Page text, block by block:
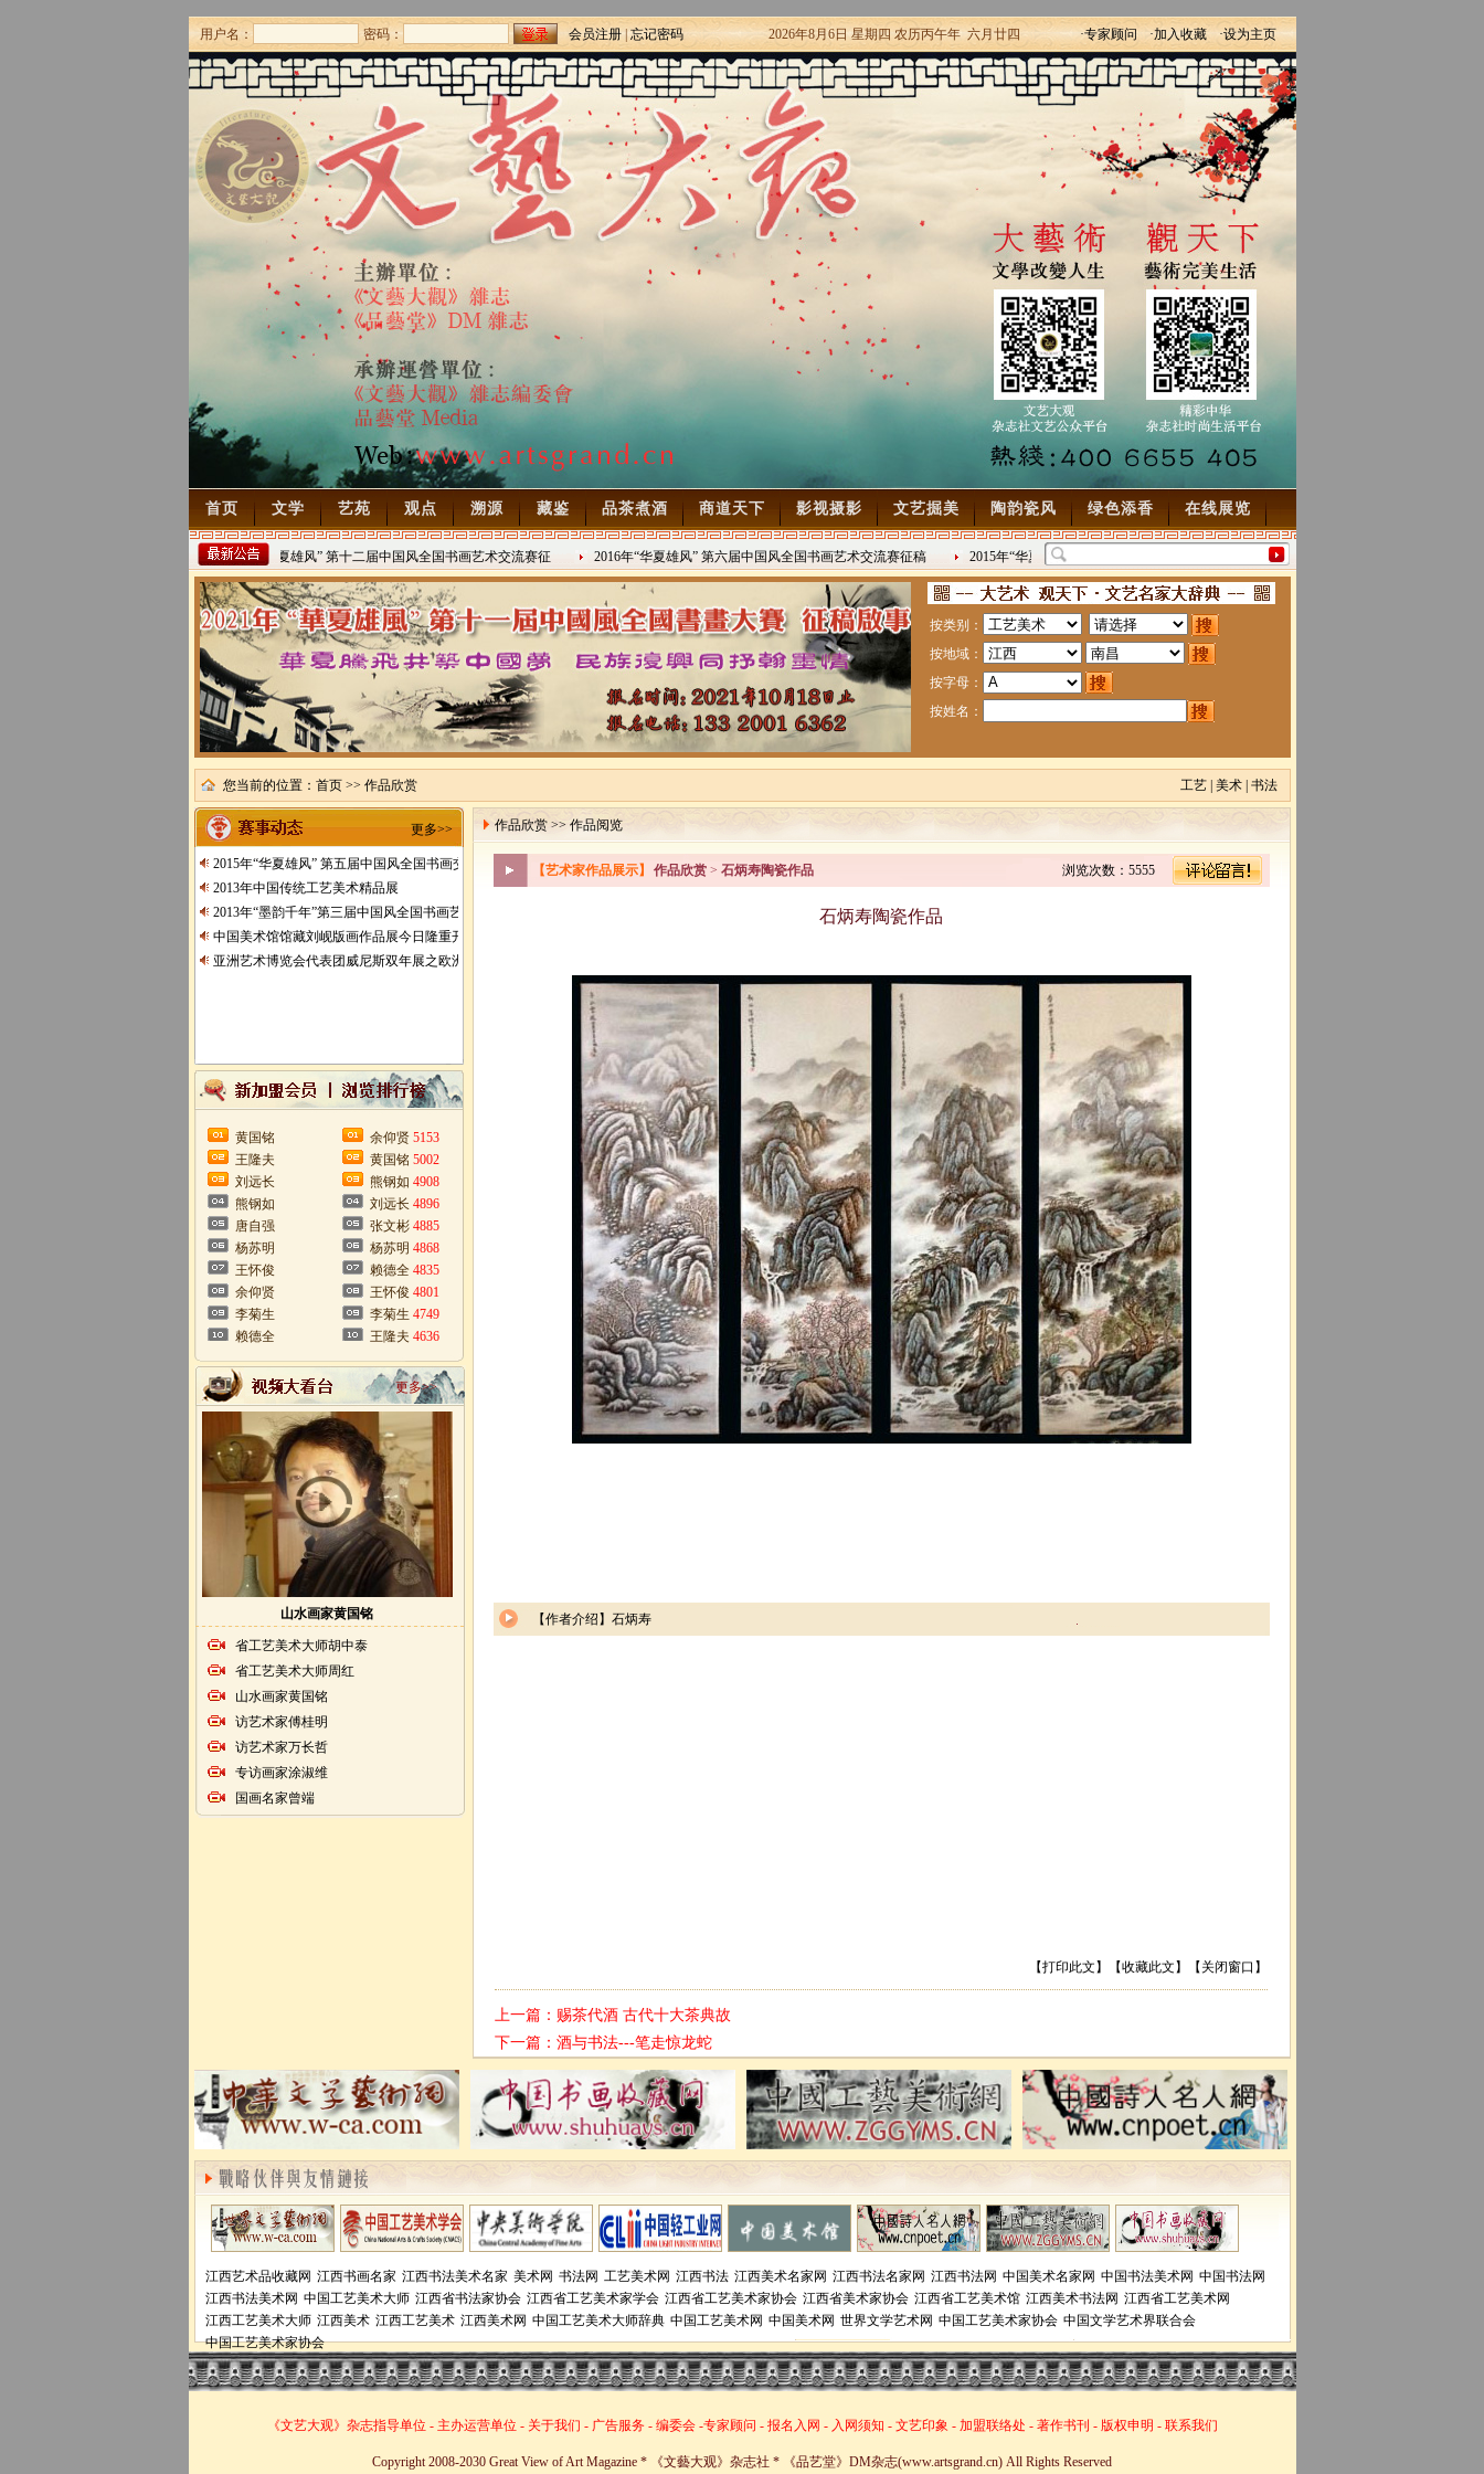
用户名： 密码： 会员注册|忘记密码 2026年8月6日 星期四 农历丙午年 六月廿四 ·专家顾问 ·加入收藏 ·设为主页
首页 文学 艺苑 观点 溯源 藏鉴 品茶煮酒 商道天下 影视摄影 文艺掘美 陶韵瓷风 绿色添香 在线展览
2022年“华夏雄风” 第十二届中国风全国书画艺术交流赛征
稿2021/8/15
2016年“华夏雄风” 第六届中国风全国书画艺术交流赛征稿
2016/8/27
2015年“华夏雄风” 第五届中国风全国书画交流赛暨纪念抗
日战争胜利70周年书画展7月28日起征稿2015/7/28
按类别：
按地域：
按字母：
按姓名：
您当前的位置： 首页>> 作品欣赏 工艺| 美术| 书法
更多>>
2015年“华夏雄风” 第五届中国风全国书画交流赛暨纪念抗日战争胜利70周年书画展7月28日起征稿
2013年中国传统工艺美术精品展
2013年“墨韵千年”第三届中国风全国书画艺术交流赛征稿
中国美术馆馆藏刘岘版画作品展今日隆重开展
亚洲艺术博览会代表团威尼斯双年展之欧洲行
黄国铭
王隆夫
刘远长
熊钢如
唐自强
杨苏明
王怀俊
余仰贤
李菊生
赖德全
余仰贤 5153
黄国铭 5002
熊钢如 4908
刘远长 4896
张文彬 4885
杨苏明 4868
赖德全 4835
王怀俊 4801
李菊生 4749
王隆夫 4636
更多>>
山水画家黄国铭
省工艺美术大师胡中泰
省工艺美术大师周红
山水画家黄国铭
访艺术家傅桂明
访艺术家万长哲
专访画家涂淑维
国画名家曾端
作品欣赏 >> 作品阅览
【艺术家作品展示】 作品欣赏> 石炳寿陶瓷作品 浏览次数：5555
石炳寿陶瓷作品
【作者介绍】石炳寿
【打印此文 】【收藏此文 】【 关闭窗口 】
上一篇： 赐茶代酒 古代十大茶典故
下一篇： 酒与书法---笔走惊龙蛇
江西艺术品收藏网 江西书画名家 江西书法美术名家 美术网 书法网 工艺美术网 江西书法 江西美术名家网 江西书法名家网 江西书法网 中国美术名家网 中国书法美术网 中国书法网
江西书法美术网 中国工艺美术大师 江西省书法家协会 江西省工艺美术家学会 江西省工艺美术家协会 江西省美术家协会 江西省工艺美术馆 江西美术书法网 江西省工艺美术网
江西工艺美术大师 江西美术 江西工艺美术 江西美术网 中国工艺美术大师辞典 中国工艺美术网 中国美术网 世界文学艺术网 中国工艺美术家协会 中国文学艺术界联合会
中国工艺美术家协会
《文艺大观》杂志指导单位 - 主办运营单位 - 关于我们 - 广告服务- 编委会-专家顾问 - 报名入网 - 入网须知 - 文艺印象 - 加盟联络处 - 著作书刊 - 版权申明 - 联系我们
Copyright 2008-2030 Great View of Art Magazine * 《文藝大观》杂志社 * 《品艺堂》DM杂志(www.artsgrand.cn) All Rights Reserved